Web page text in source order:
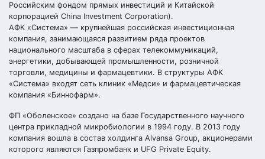
Российским фондом прямых инвестиций и Китайской
корпорацией China Investment Corporation).
АФК «Система» — крупнейшая российская инвестиционная
компания, занимающаяся развитием ряда проектов
национального масштаба в сферах телекоммуникаций,
энергетики, добывающей промышленности, розничной
торговли, медицины и фармацевтики. В структуры АФК
«Система» входят сеть клиник «Медси» и фармацевтическая
компания «Биннофарм».
ФП «Оболенское» создано на базе Государственного научного
центра прикладной микробиологии в 1994 году. В 2013 году
компания вошла в состав холдинга Alvansa Group, акционерами
которого являются Газпромбанк и UFG Private Equity.